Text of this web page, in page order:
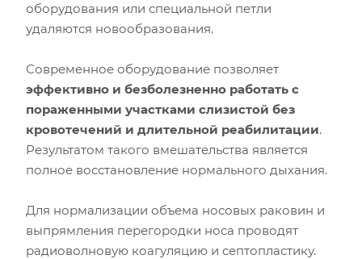
оборудования или специальной петли
удаляются новообразования.
Современное оборудование позволяет
эффективно и безболезненно работать с
пораженными участками слизистой без
кровотечений и длительной реабилитации.
Результатом такого вмешательства является
полное восстановление нормального дыхания.
Для нормализации объема носовых раковин и
выпрямления перегородки носа проводят
радиоволновую коагуляцию и септопластику.